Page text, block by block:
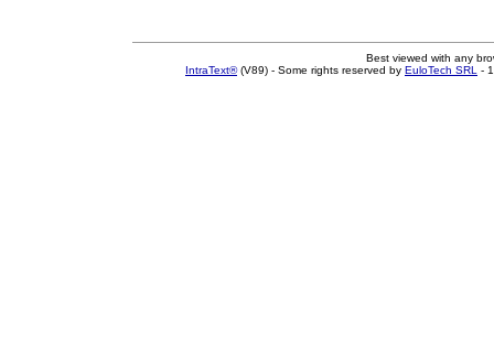
Best viewed with any
IntraText®(V89) - Some rights reserved by EuloTech SRL -